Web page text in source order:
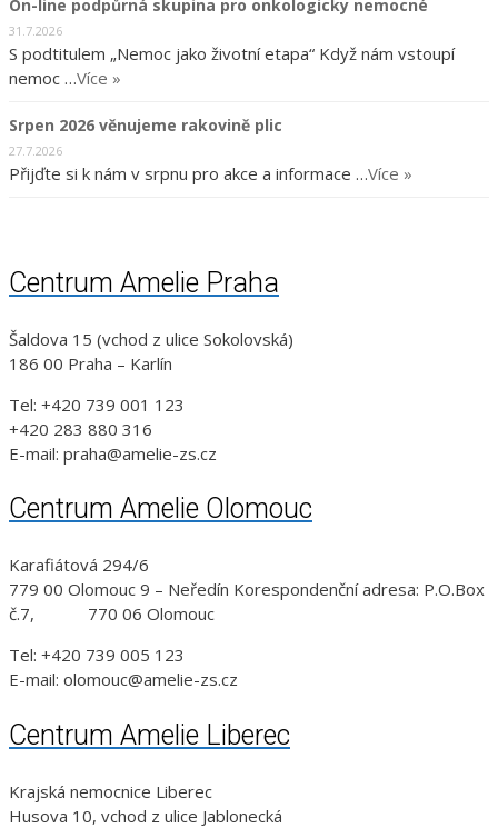
On-line podpůrná skupina pro onkologicky nemocné
31.7.2026
S podtitulem „Nemoc jako životní etapa“ Když nám vstoupí
nemoc …Více »
Srpen 2026 věnujeme rakovině plic
27.7.2026
Přijďte si k nám v srpnu pro akce a informace …Více »
Centrum Amelie Praha
Šaldova 15 (vchod z ulice Sokolovská)
186 00 Praha – Karlín
Tel: +420 739 001 123
+420 283 880 316
E-mail: praha@amelie-zs.cz
Centrum Amelie Olomouc
Karafiátová 294/6
779 00 Olomouc 9 – Neředín Korespondenční adresa: P.O.Box
č.7, 770 06 Olomouc
Tel: +420 739 005 123
E-mail: olomouc@amelie-zs.cz
Centrum Amelie Liberec
Krajská nemocnice Liberec
Husova 10, vchod z ulice Jablonecká